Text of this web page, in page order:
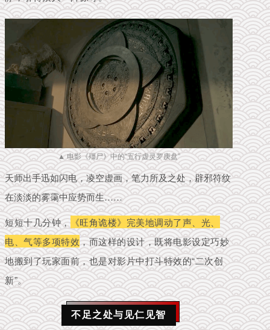
▲ 电影《殭尸》中的“五行虚灵罗庚盘”
天师出手迅如闪电，凌空虚画，笔力所及之处，辟邪符纹
在淡淡的雾霭中应势而生……
短短十几分钟，《旺角诡楼》完美地调动了声、光、
电、气等多项特效，而这样的设计，既将电影设定巧妙
地搬到了玩家面前，也是对影片中打斗特效的“二次创
新”。
不足之处与见仁见智